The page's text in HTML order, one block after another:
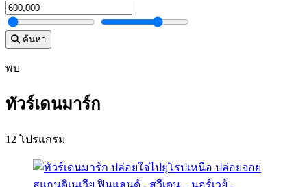
ค้นหา
พบ
ทัวร์เดนมาร์ก
12 โปรแกรม